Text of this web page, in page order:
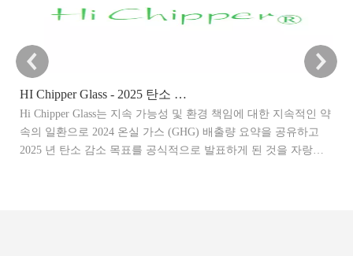
HI Chipper Glass - 2025 탄소 감소 목표 발표
Hi Chipper Glass는 지속 가능성 및 환경 책임에 대한 지속적인 약
속의 일환으로 2024 온실 가스 (GHG) 배출량 요약을 공유하고
2025 년 탄소 감소 목표를 공식적으로 발표하게 된 것을 자랑스